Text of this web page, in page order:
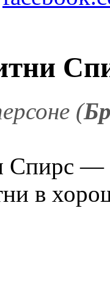
(
Спирс
в